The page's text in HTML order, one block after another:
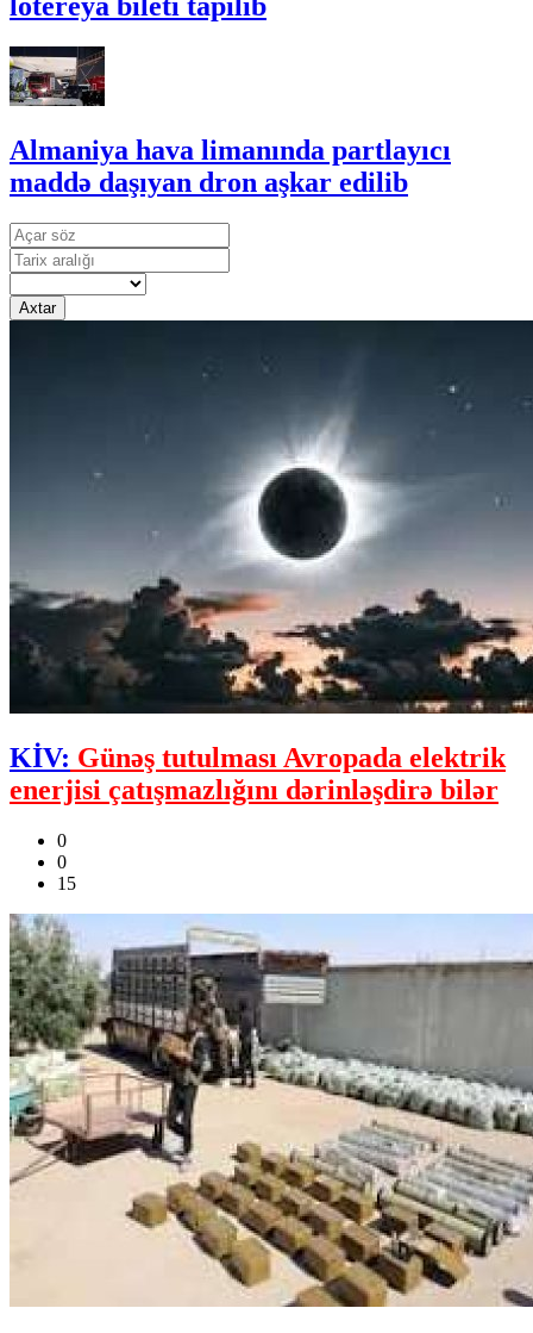
Almaniya hava limanında partlayıcı
maddə daşıyan dron aşkar edilib
Axtar
KİV: Günəş tutulması Avropada elektrik
enerjisi çatışmazlığını dərinləşdirə bilər
0
0
15